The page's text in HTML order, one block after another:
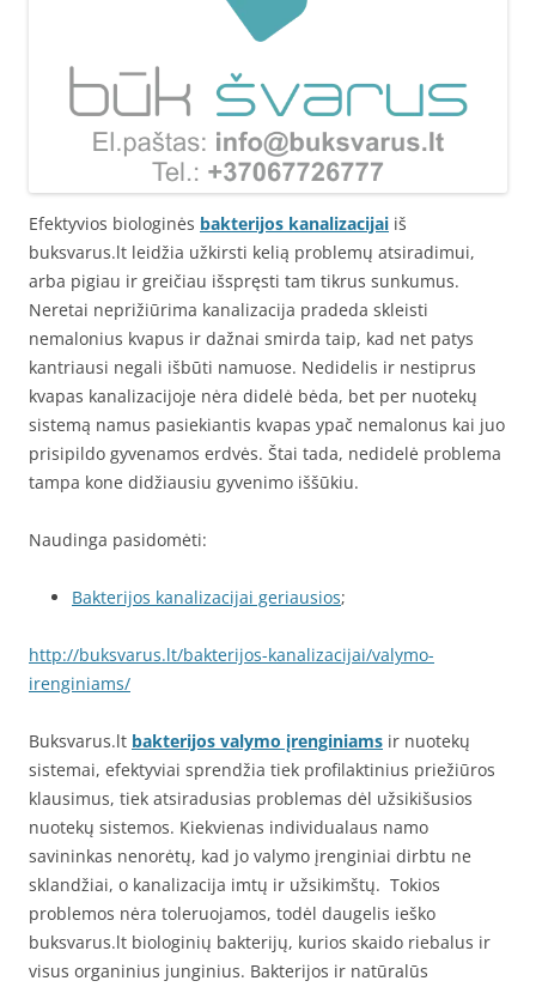
Efektyvios biologinės bakterijos kanalizacijai iš
buksvarus.lt leidžia užkirsti kelią problemų atsiradimui,
arba pigiau ir greičiau išspręsti tam tikrus sunkumus.
Neretai neprižiūrima kanalizacija pradeda skleisti
nemalonius kvapus ir dažnai smirda taip, kad net patys
kantriausi negali išbūti namuose. Nedidelis ir nestiprus
kvapas kanalizacijoje nėra didelė bėda, bet per nuotekų
sistemą namus pasiekiantis kvapas ypač nemalonus kai juo
prisipildo gyvenamos erdvės. Štai tada, nedidelė problema
tampa kone didžiausiu gyvenimo iššūkiu.
Naudinga pasidomėti:
Bakterijos kanalizacijai geriausios;
http://buksvarus.lt/bakterijos-kanalizacijai/valymo-
irenginiams/
Buksvarus.lt bakterijos valymo įrenginiams ir nuotekų
sistemai, efektyviai sprendžia tiek profilaktinius priežiūros
klausimus, tiek atsiradusias problemas dėl užsikišusios
nuotekų sistemos. Kiekvienas individualaus namo
savininkas nenorėtų, kad jo valymo įrenginiai dirbtu ne
sklandžiai, o kanalizacija imtų ir užsikimštų. Tokios
problemos nėra toleruojamos, todėl daugelis ieško
buksvarus.lt biologinių bakterijų, kurios skaido riebalus ir
visus organinius junginius. Bakterijos ir natūralūs